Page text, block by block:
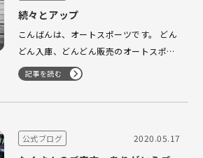
続々とアップ
こんばんは、オートスポーツです。 どん
どん入庫、どんどん販売のオートスポー
ツ！！ 911T 入庫致しました！！ お探し
の方は、是非
レートグレーがアップされました。 先日
記事を読む
公式ブログ 2020.05.17